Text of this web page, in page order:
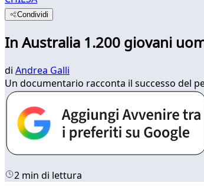
Condividi
In Australia 1.200 giovani
di Andrea Galli
Un documentario racconta il successo del
2 min di lettura